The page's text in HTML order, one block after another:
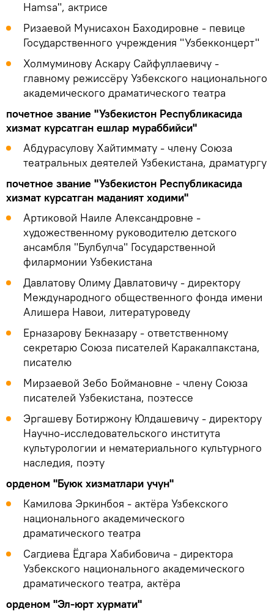
Hamsa", актрисе
Ризаевой Мунисахон Баходировне - певице
Государственного учреждения "Узбекконцерт"
Холмуминову Аскару Сайфуллаевичу -
главному режиссёру Узбекского национального
академического драматического театра
почетное звание "Узбекистон Республикасида
хизмат курсатган ешлар мураббийси"
Абдурасулову Хайтиммату - члену Союза
театральных деятелей Узбекистана, драматургу
почетное звание "Узбекистон Республикасида
хизмат курсатган маданият ходими"
Артиковой Наиле Александровне -
художественному руководителю детского
ансамбля "Булбулча" Государственной
филармонии Узбекистана
Давлатову Олиму Давлатовичу - директору
Международного общественного фонда имени
Алишера Навои, литературоведу
Ерназарову Бекназару - ответственному
секретарю Союза писателей Каракалпакстана,
писателю
Мирзаевой Зебо Боймановне - члену Союза
писателей Узбекистана, поэтессе
Эргашеву Ботиржону Юлдашевичу - директору
Научно-исследовательского института
культурологии и нематериального культурного
наследия, поэту
орденом "Буюк хизматлари учун"
Камилова Эркинбоя - актёра Узбекского
национального академического
драматического театра
Сагдиева Ёдгара Хабибовича - директора
Узбекского национального академического
драматического театра, актёра
орденом "Эл-юрт хурмати"